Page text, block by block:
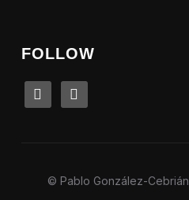
FOLLOW
linkedin instagram
© Pablo González-